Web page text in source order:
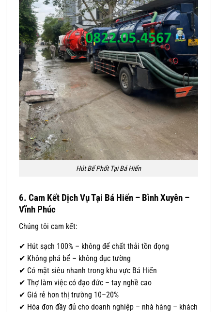
Hút Bể Phốt Tại Bá Hiến
6. Cam Kết Dịch Vụ Tại Bá Hiến – Bình Xuyên –
Vĩnh Phúc
Chúng tôi cam kết:
✔ Hút sạch 100% – không để chất thải tồn đọng
✔ Không phá bể – không đục tường
✔ Có mặt siêu nhanh trong khu vực Bá Hiến
✔ Thợ làm việc có đạo đức – tay nghề cao
✔ Giá rẻ hơn thị trường 10–20%
✔ Hóa đơn đầy đủ cho doanh nghiệp – nhà hàng – khách